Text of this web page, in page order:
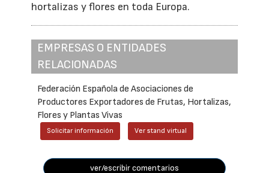
hortalizas y flores en toda Europa.
EMPRESAS O ENTIDADES
RELACIONADAS
Federación Española de Asociaciones de
Productores Exportadores de Frutas, Hortalizas,
Flores y Plantas Vivas
Solicitar información Ver stand virtual
ver/escribir comentarios